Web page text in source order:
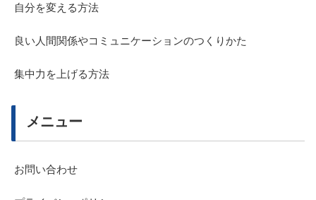
自分を変える方法
良い人間関係やコミュニケーションのつくりかた
集中力を上げる方法
メニュー
お問い合わせ